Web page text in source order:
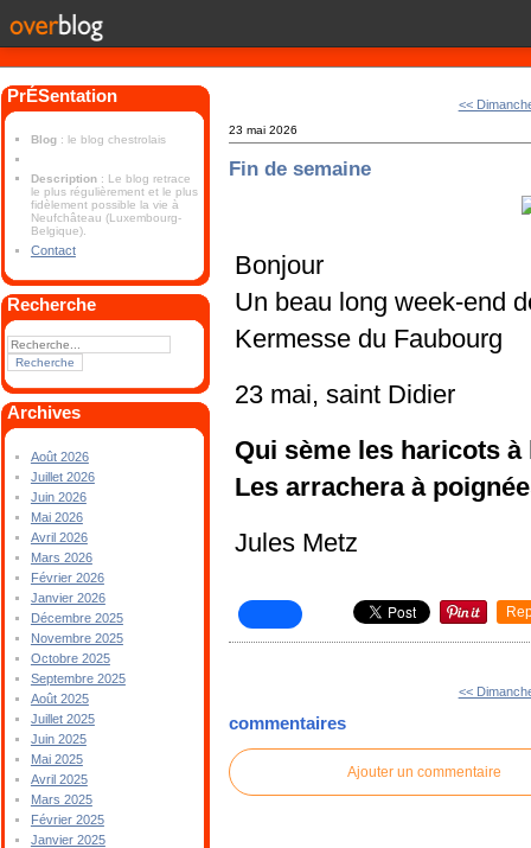
PrÉSentation
Blog : le blog chestrolais
Description : Le blog retrace
le plus régulièrement et le plus
fidèlement possible la vie à
Neufchâteau (Luxembourg-
Belgique).
Contact
Recherche
Archives
Août 2026
Juillet 2026
Juin 2026
Mai 2026
Avril 2026
Mars 2026
Février 2026
Janvier 2026
Décembre 2025
Novembre 2025
Octobre 2025
Septembre 2025
Août 2025
Juillet 2025
Juin 2025
Mai 2025
Avril 2025
Mars 2025
Février 2025
Janvier 2025
<<
23 mai 2026
Fin de semaine
Bonjour
Un beau long week-end
Kermesse du Faubourg
23 mai, saint Didier
Qui sème les haricots
Les arrachera à
Jules Metz
<<
commentaires
Ajouter un commentaire